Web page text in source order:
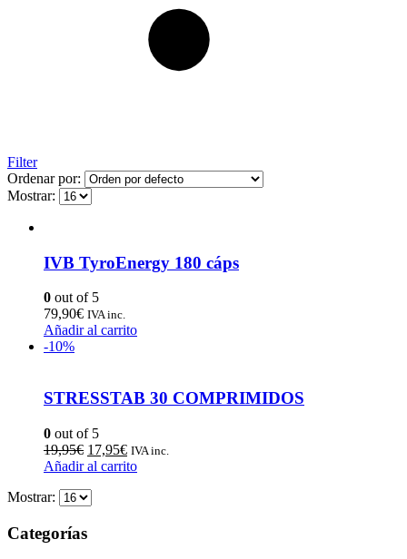
Filter
Ordenar por:
Mostrar:
IVB TyroEnergy 180 cáps
0 out of 5
79,90€ IVA inc.
Añadir al carrito
-10%
STRESSTAB 30 COMPRIMIDOS
0 out of 5
19,95€ 17,95€ IVA inc.
Añadir al carrito
Mostrar:
Categorías